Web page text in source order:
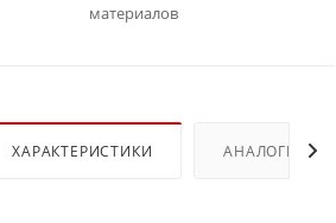
материалов
ХАРАКТЕРИСТИКИ АНАЛОГИ